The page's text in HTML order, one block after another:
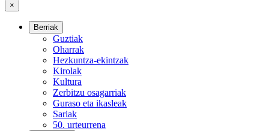
×
Berriak
Guztiak
Oharrak
Hezkuntza-ekintzak
Kirolak
Kultura
Zerbitzu osagarriak
Guraso eta ikasleak
Sariak
50. urteurrena